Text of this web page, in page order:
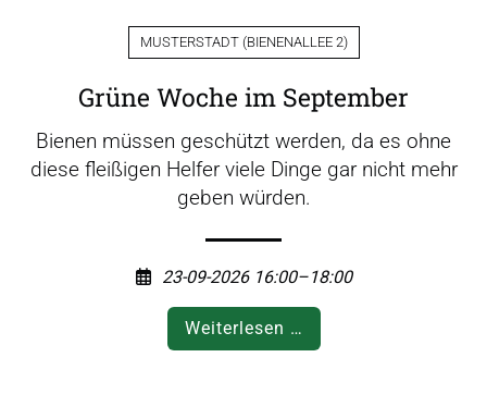
i
e
e
n
"
MUSTERSTADT(BIENENALLEE 2)
Grüne Woche im September
Bienen müssen geschützt werden, da es ohne
diese fleißigen Helfer viele Dinge gar nicht mehr
geben würden.
23-09-2026 16:00–18:00
Weiterlesen …
r